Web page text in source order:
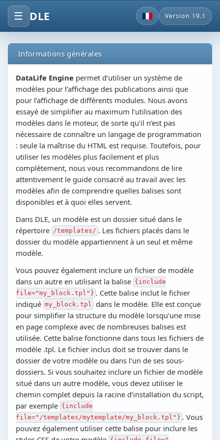
☰ DLE Version 19.1
Informations générales
DataLife Engine permet d’utiliser un système de
modèles pour l’affichage des publications ainsi que
pour l’affichage de différents modules. Nous avons
essayé de simplifier au maximum l’utilisation des
modèles dans le moteur, de sorte qu’il n’est pas
nécessaire de connaître un langage de programmation
: seule la maîtrise du HTML est requise. Toutefois, pour
utiliser les modèles plus facilement et plus
complètement, nous vous recommandons de lire
attentivement le guide consacré au travail avec les
modèles afin de comprendre quelles balises sont
disponibles et à quoi elles servent.
Dans DLE, un modèle est un dossier situé dans le
répertoire /templates/ . Les fichiers placés dans le
dossier du modèle appartiennent à un seul et même
modèle.
Vous pouvez également inclure un fichier de modèle
dans un autre en utilisant la balise {include
file="my_block.tpl"} . Cette balise inclut le fichier
indiqué my_block.tpl dans le modèle. Elle est conçue
pour simplifier la structure du modèle lorsqu’une mise
en page complexe avec de nombreuses balises est
utilisée. Cette balise fonctionne dans tous les fichiers de
modèle .tpl. Le fichier inclus doit se trouver dans le
dossier de votre modèle ou dans l’un de ses sous-
dossiers. Si vous souhaitez inclure un fichier de modèle
situé dans un autre modèle, vous devez utiliser le
chemin complet depuis la racine d’installation du script,
par exemple {include
file="/templates/mytemplate/my_block.tpl"} . Vous
pouvez également utiliser cette balise pour inclure les